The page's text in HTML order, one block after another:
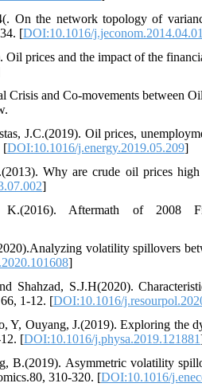
the network topology of
[DOI:10.1016/
prices and the impact of the
and Co-movements between
J.C.(2019). Oil prices,
[DOI:10.1016/j.energy.2019.05.209]
Why are crude oil prices
]
Aftermath of 2008
volatility spillovers
]
Shahzad, S.J.H(2020).
1-12. [DOI:10.1016/
Y, Ouyang, J.(2019). Exploring the
[DOI:10.1016/j.physa.2019.121881
B.(2019). Asymmetric volatility
310-320. [DOI:10.1016/